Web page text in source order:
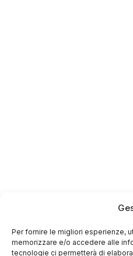
Per fornire le migliori esperienze,
memorizzare e/o accedere alle
tecnologie ci permetterà di